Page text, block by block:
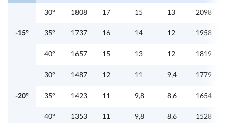
-15°
30° 1808 17 15 13 2098
35° 1737 16 14 12 1958
40° 1657 15 13 12 1819
-20°
30° 1487 12 11 9,4 1779
35° 1423 11 9,8 8,6 1654
40° 1353 11 9,8 8,6 1528